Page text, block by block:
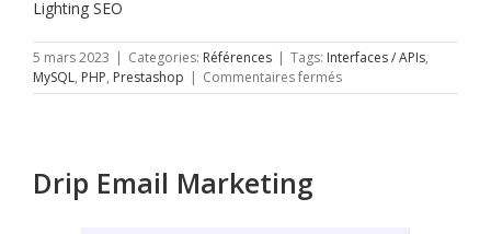
Lighting SEO
5 mars 2023 | Categories: Références | Tags: Interfaces / APIs,
MySQL, PHP, Prestashop | Commentaires ferméssur
Lighting
Drip Email Marketing